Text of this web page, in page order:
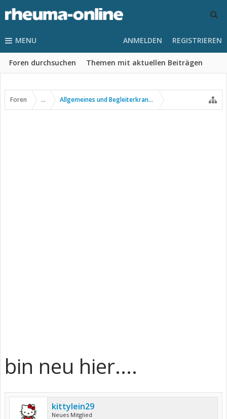
MENU
Foren durchsuchen Themen mit aktuellen Beiträgen
ANMELDEN REGISTRIEREN
Foren ... Allgemeines und Begleiterkrankungen
bin neu hier....
kittylein29
Neues Mitglied